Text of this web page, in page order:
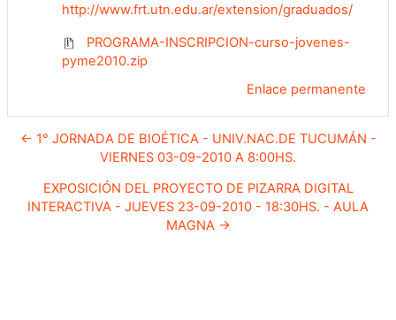
http://www.frt.utn.edu.ar/extension/graduados/
PROGRAMA-INSCRIPCION-curso-jovenes-
pyme2010.zip
Enlace permanente
← 1° JORNADA DE BIOÉTICA - UNIV.NAC.DE TUCUMÁN -
VIERNES 03-09-2010 A 8:00HS.
EXPOSICIÓN DEL PROYECTO DE PIZARRA DIGITAL
INTERACTIVA - JUEVES 23-09-2010 - 18:30HS. - AULA
MAGNA →